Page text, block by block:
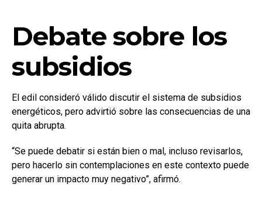
Debate sobre los
subsidios
El edil consideró válido discutir el sistema de subsidios
energéticos, pero advirtió sobre las consecuencias de una
quita abrupta.
“Se puede debatir si están bien o mal, incluso revisarlos,
pero hacerlo sin contemplaciones en este contexto puede
generar un impacto muy negativo”, afirmó.